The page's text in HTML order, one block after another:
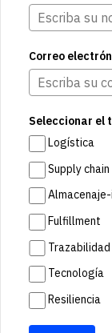
Correo
Seleccionar el
Logística
Supply chain
Fulfillment
Tecnología
Resiliencia